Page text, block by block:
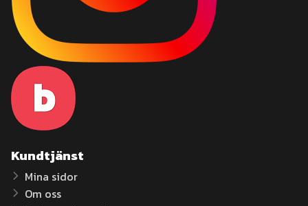
Kundtjänst
Mina sidor
Om oss